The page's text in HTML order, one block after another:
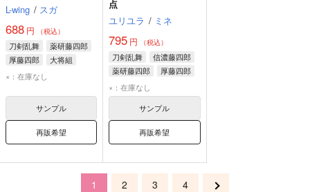
L-wing / スガ
688 円 （税込）
刀剣乱舞
薬研藤四郎
厚藤四郎
大将組
×：在庫なし
サンプル
再販希望
点
ユリユラ / ミネ
795 円 （税込）
刀剣乱舞
信濃藤四郎
薬研藤四郎
厚藤四郎
×：在庫なし
サンプル
再販希望
1 2 3 4